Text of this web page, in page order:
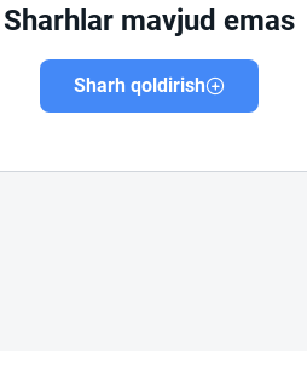
Sharhlar mavjud emas
Sharh qoldirish